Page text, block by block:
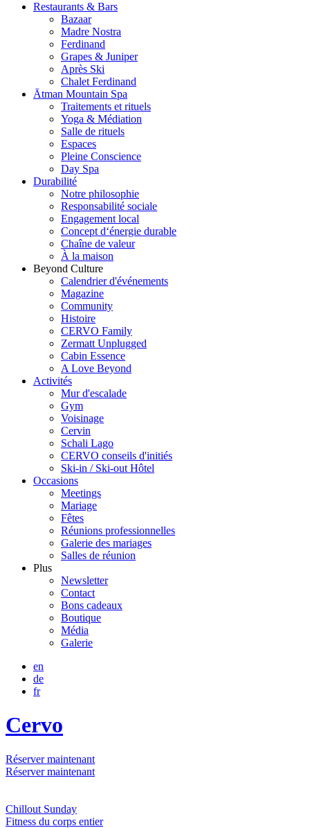
Restaurants & Bars
Bazaar
Madre Nostra
Ferdinand
Grapes & Juniper
Après Ski
Chalet Ferdinand
Ātman Mountain Spa
Traitements et rituels
Yoga & Médiation
Salle de rituels
Espaces
Pleine Conscience
Day Spa
Durabilité
Notre philosophie
Responsabilité sociale
Engagement local
Concept d‘énergie durable
Chaîne de valeur
À la maison
Beyond Culture
Calendrier d'événements
Magazine
Community
Histoire
CERVO Family
Zermatt Unplugged
Cabin Essence
A Love Beyond
Activités
Mur d'escalade
Gym
Voisinage
Cervin
Schali Lago
CERVO conseils d'initiés
Ski-in / Ski-out Hôtel
Occasions
Meetings
Mariage
Fêtes
Réunions professionnelles
Galerie des mariages
Salles de réunion
Plus
Newsletter
Contact
Bons cadeaux
Boutique
Média
Galerie
en
de
fr
Cervo
Réserver maintenant
Réserver maintenant
Chillout Sunday
Fitness du corps entier